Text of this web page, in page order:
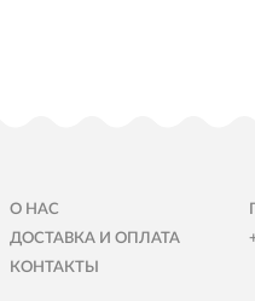
О НАС
ДОСТАВКА И ОПЛАТА
КОНТАКТЫ